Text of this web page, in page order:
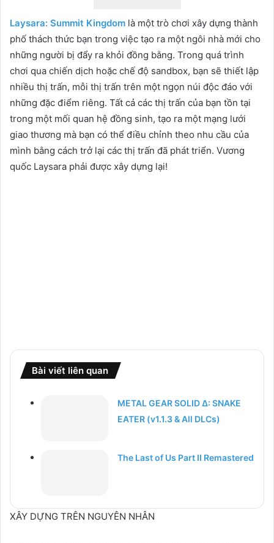
Laysara: Summit Kingdom là một trò chơi xây dựng thành
phố thách thức bạn trong việc tạo ra một ngôi nhà mới cho
những người bị đẩy ra khỏi đồng bằng. Trong quá trình
chơi qua chiến dịch hoặc chế độ sandbox, bạn sẽ thiết lập
nhiều thị trấn, mỗi thị trấn trên một ngọn núi độc đáo với
những đặc điểm riêng. Tất cả các thị trấn của bạn tồn tại
trong một mối quan hệ đồng sinh, tạo ra một mạng lưới
giao thương mà bạn có thể điều chỉnh theo nhu cầu của
mình bằng cách trở lại các thị trấn đã phát triển. Vương
quốc Laysara phải được xây dựng lại!
Bài viết liên quan
METAL GEAR SOLID Δ: SNAKE
EATER (v1.1.3 & All DLCs)
The Last of Us Part II Remastered
XÂY DỰNG TRÊN NGUYÊN NHÂN